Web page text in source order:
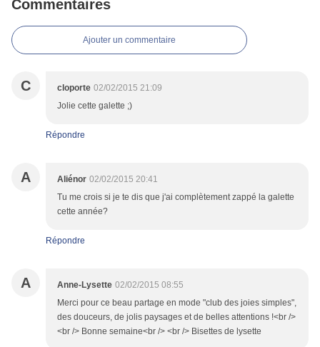
Commentaires
Ajouter un commentaire
C cloporte 02/02/2015 21:09
Jolie cette galette ;)
Répondre
A Aliénor 02/02/2015 20:41
Tu me crois si je te dis que j'ai complètement zappé la galette
cette année?
Répondre
A Anne-Lysette 02/02/2015 08:55
Merci pour ce beau partage en mode "club des joies simples",
des douceurs, de jolis paysages et de belles attentions !<br />
<br /> Bonne semaine<br /> <br /> Bisettes de lysette